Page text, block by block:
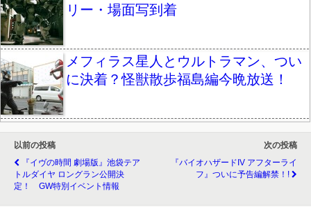
リー・場面写到着
メフィラス星人とウルトラマン、つい
に決着？怪獣散歩福島編今晩放送！
以前の投稿
『イヴの時間 劇場版』池袋テア
トルダイヤ ロングラン公開決
定！ GW特別イベント情報
次の投稿
『バイオハザードIV アフターライ
フ』ついに予告編解禁！!